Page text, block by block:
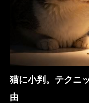
猫に小判。テクニ
由